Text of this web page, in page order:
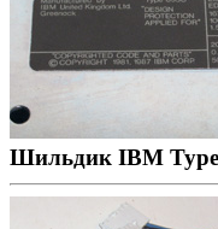
Шильдик IBM Type